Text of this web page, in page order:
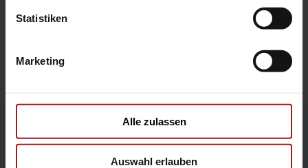
Statistiken
Marketing
Alle zulassen
Auswahl erlauben
Garantie
Die Produktbeschreibungen und Abbildungen enthalten
teilweise auch Sonderausstattungen, die nicht zum